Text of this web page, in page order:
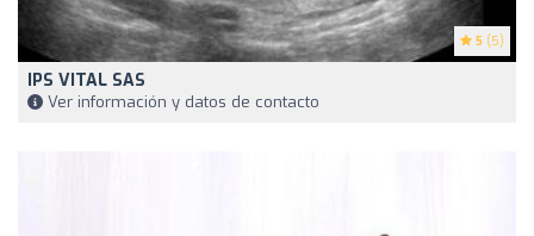
5 (5)
IPS VITAL SAS
Ver información y datos de contacto